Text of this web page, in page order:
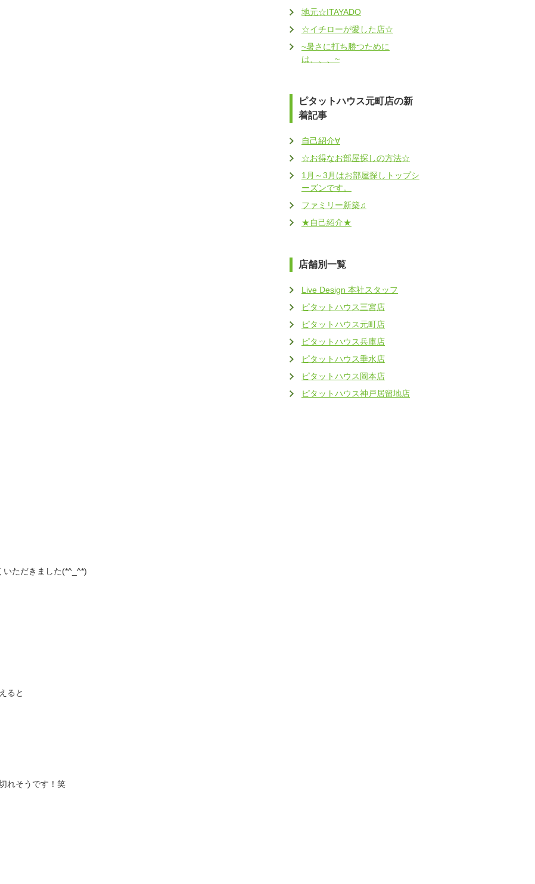
いただきました(*^_^*)
ると
れそうです！笑
地元☆ITAYADO
☆イチローが愛した店☆
~暑さに打ち勝つために
は、、、~
ピタットハウス元町店の新
着記事
自己紹介∀
☆お得なお部屋探しの方法☆
1月～3月はお部屋探しトップシ
ーズンです。
ファミリー新築♫
★自己紹介★
店舗別一覧
Live Design 本社スタッフ
ピタットハウス三宮店
ピタットハウス元町店
ピタットハウス兵庫店
ピタットハウス垂水店
ピタットハウス岡本店
ピタットハウス神戸居留地店